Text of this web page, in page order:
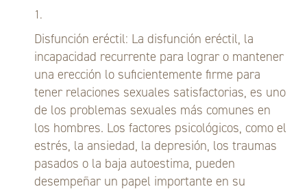
Disfunción eréctil: La disfunción eréctil, la
incapacidad recurrente para lograr o mantener
una erección lo suficientemente firme para
tener relaciones sexuales satisfactorias, es uno
de los problemas sexuales más comunes en
los hombres. Los factores psicológicos, como el
estrés, la ansiedad, la depresión, los traumas
pasados ​​o la baja autoestima, pueden
desempeñar un papel importante en su